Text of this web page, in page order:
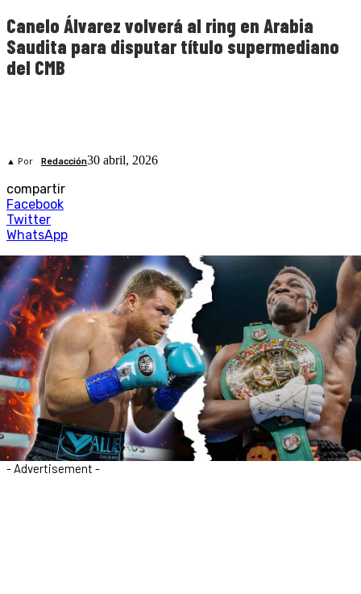
Canelo Álvarez volverá al ring en Arabia
Saudita para disputar título supermediano
del CMB
▲ Por Redacción30 abril, 2026
compartir
Facebook
Twitter
WhatsApp
- Advertisement -